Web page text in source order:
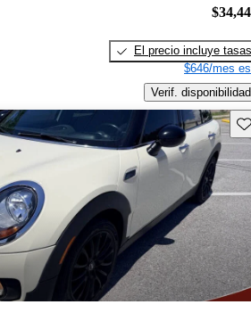
El precio incluye tasas
$646/mes
Verif. disponibilidad